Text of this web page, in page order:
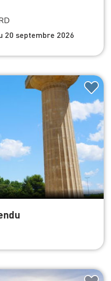
20 septembre 2026